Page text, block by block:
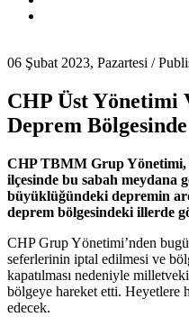
06 Şubat 2023, Pazartesi /
CHP Üst
Deprem
CHP TBMM Grup Yönetimi,
ilçesinde bu sabah meydana
büyüklüğündeki depremin
deprem bölgesindeki illerde
CHP Grup Yönetimi’nden
seferlerinin iptal edilmesi ve
kapatılması nedeniyle
bölgeye hareket etti.
edecek.